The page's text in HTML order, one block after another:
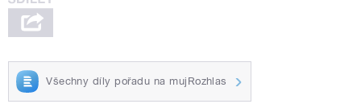
Všechny díly pořadu na mujRozhlas